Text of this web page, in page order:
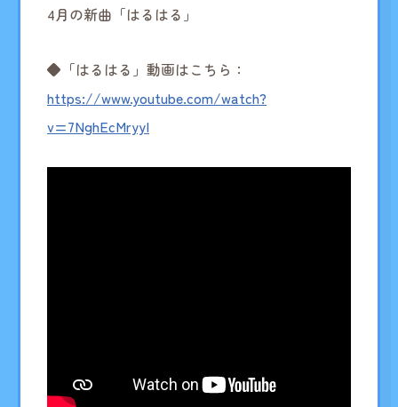
4月の新曲「はるはる」
◆「はるはる」動画はこちら：
https://www.youtube.com/watch?
v=7NghEcMryyI